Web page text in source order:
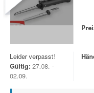
Leider verpasst!
Gültig: 27.08. -
02.09.